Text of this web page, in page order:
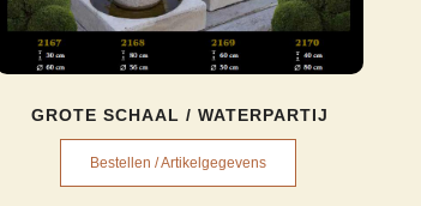
GROTE SCHAAL / WATERPARTIJ
Bestellen / Artikelgegevens